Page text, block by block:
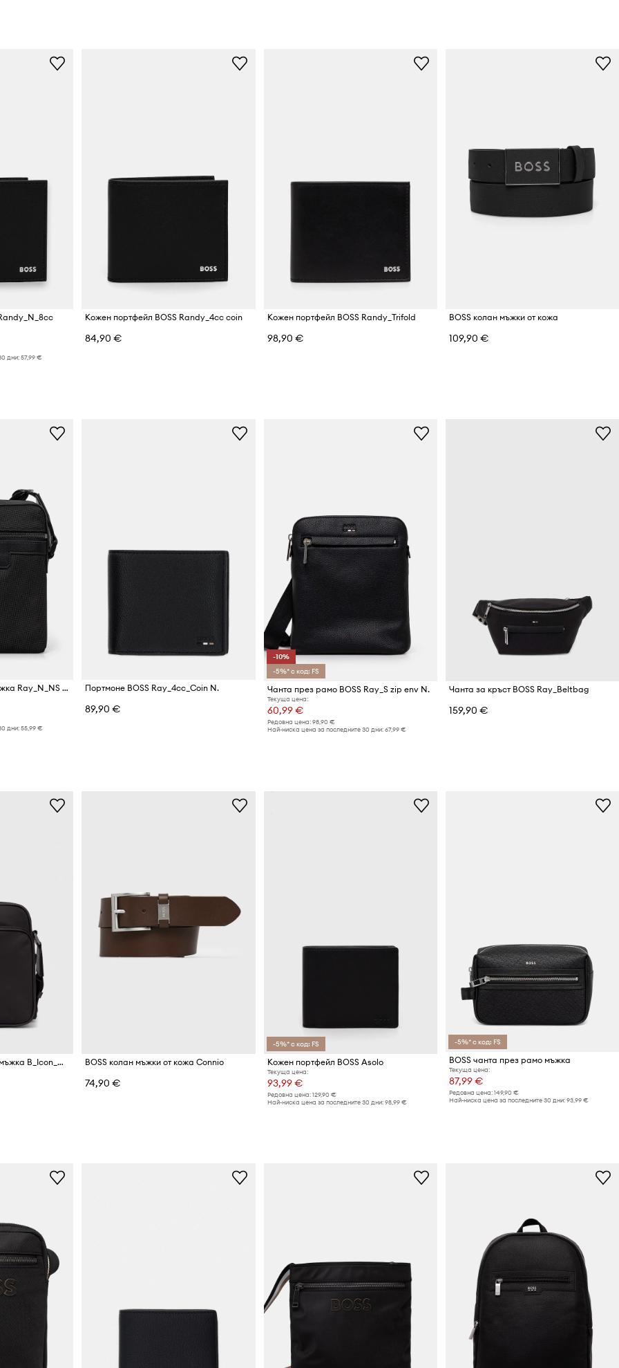
дни: 57,99 €
Кожен портфейл BOSS Randy_4cc coin
84,90 €
Кожен портфейл BOSS Randy_Trifold
98,90 €
BOSS колан мъжки от кожа
109,90 €
BOSS чанта за рамо мъжка Ray_N_NS Zip
дни: 55,99 €
Портмоне BOSS Ray_4cc_Coin N.
89,90 €
-10%
-5%* с код: FS
Чанта през рамо BOSS Ray_S zip env N.
Текуща цена:
60,99 €
Редовна цена: 98,90 €
Най-ниска цена за последните 30 дни: 67,99 €
Чанта за кръст BOSS Ray_Beltbag
159,90 €
BOSS чанта през рамо мъжка B_Icon_NS Crossb BOSS колан мъжки от кожа Connio
74,90 €
-5%* с код: FS
Кожен портфейл BOSS Asolo
Текуща цена:
93,99 €
Редовна цена: 129,90 €
Най-ниска цена за последните 30 дни: 98,99 €
-5%* с код: FS
BOSS чанта през рамо мъжка
Текуща цена:
87,99 €
Редовна цена: 149,90 €
Най-ниска цена за последните 30 дни: 93,99 €